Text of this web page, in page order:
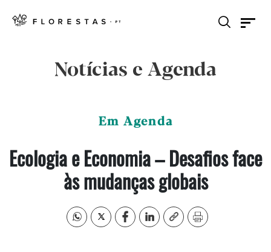
Notícias e Agenda
Em Agenda
Ecologia e Economia – Desafios face
às mudanças globais